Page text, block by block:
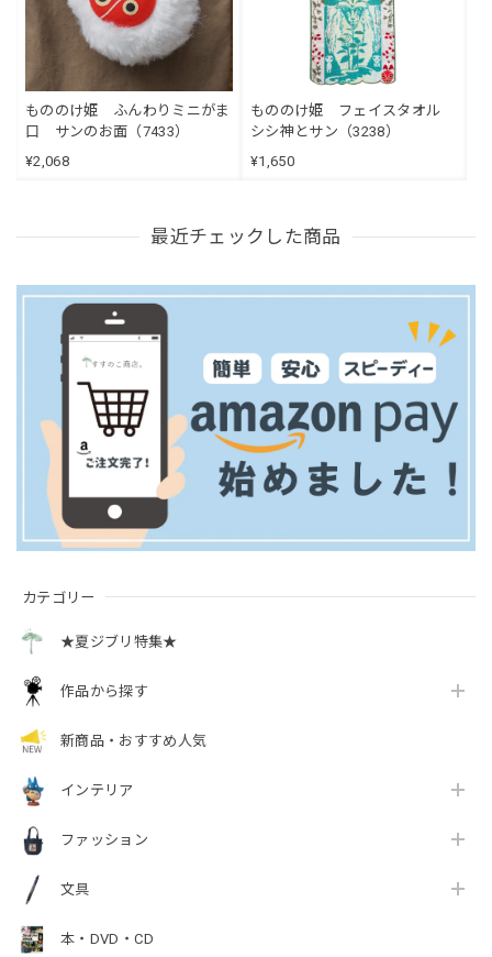
カテゴリー
★夏ジブリ特集★
作品から探す
新商品・おすすめ人気
インテリア
ファッション
文具
本・DVD・CD
もののけ姫 ふんわりミニがま
口 サンのお面（7433）
¥2,068
もののけ姫 フェイスタオル
シシ神とサン（3238）
¥1,650
最近チェックした商品